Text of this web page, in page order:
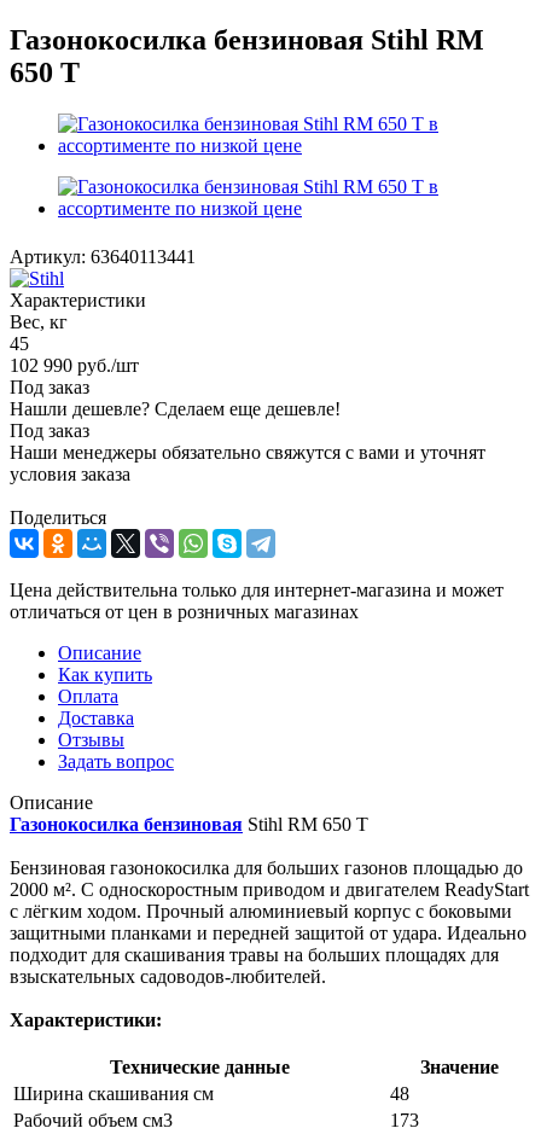
Газонокосилка бензиновая Stihl RM
650 T
Артикул: 63640113441
Характеристики
Вес, кг
45
102 990 руб./шт
Под заказ
Нашли дешевле? Сделаем еще дешевле!
Под заказ
Наши менеджеры обязательно свяжутся с вами и уточнят
условия заказа
Поделиться
Цена действительна только для интернет-магазина и может
отличаться от цен в розничных магазинах
Описание
Как купить
Оплата
Доставка
Отзывы
Задать вопрос
Описание
Газонокосилка бензиновая Stihl RM 650 T
Бензиновая газонокосилка для больших газонов площадью до
2000 м². С односкоростным приводом и двигателем ReadyStart
с лёгким ходом. Прочный алюминиевый корпус с боковыми
защитными планками и передней защитой от удара. Идеально
подходит для скашивания травы на больших площадях для
взыскательных садоводов-любителей.
Характеристики:
Технические данные
Значение
Ширина скашивания см
48
Рабочий объем см3
173